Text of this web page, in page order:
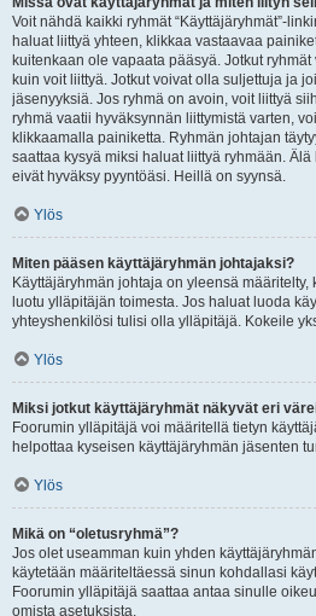
Voit nähdä kaikki ryhmät “Käyttäjäryhmät”-
haluat liittyä yhteen, klikkaa vastaavaa
kuitenkaan ole vapaata pääsyä. Jotkut
kuin voit liittyä. Jotkut voivat olla suljettuja ja
jäsenyyksiä. Jos ryhmä on avoin, voit liittyä
ryhmä vaatii hyväksynnän liittymistä varten,
klikkaamalla painiketta. Ryhmän johtajan
saattaa kysyä miksi haluat liittyä ryhmään.
eivät hyväksy pyyntöäsi. Heillä on syynsä.
Ylös
Miten pääsen käyttäjäryhmän johtajaksi?
Käyttäjäryhmän johtaja on yleensä
luotu ylläpitäjän toimesta. Jos haluat luoda
yhteyshenkilösi tulisi olla ylläpitäjä. Kokeile
Ylös
Miksi jotkut käyttäjäryhmät näkyvät eri
Foorumin ylläpitäjä voi määritellä tietyn
helpottaa kyseisen käyttäjäryhmän jäsenten
Ylös
Mikä on “oletusryhmä”?
Jos olet useamman kuin yhden
käytetään määriteltäessä sinun kohdallasi
Foorumin ylläpitäjä saattaa antaa sinulle
omista asetuksista.